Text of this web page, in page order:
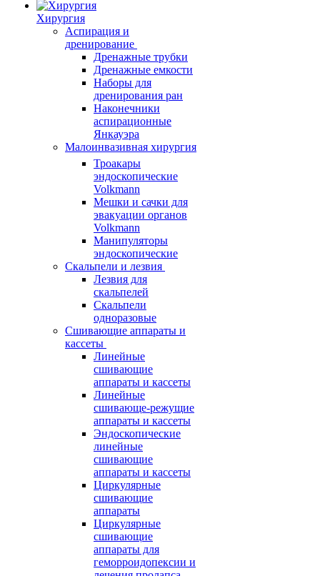
Хирургия
Аспирация и
дренирование
Дренажные трубки
Дренажные емкости
Наборы для
дренирования ран
Наконечники
аспирационные
Янкауэра
Малоинвазивная хирургия
Троакары
эндоскопические
Volkmann
Мешки и сачки для
эвакуации органов
Volkmann
Манипуляторы
эндоскопические
Скальпели и лезвия
Лезвия для
скальпелей
Скальпели
одноразовые
Сшивающие аппараты и
кассеты
Линейные
сшивающие
аппараты и кассеты
Линейные
сшивающе-режущие
аппараты и кассеты
Эндоскопические
линейные
сшивающие
аппараты и кассеты
Циркулярные
сшивающие
аппараты
Циркулярные
сшивающие
аппараты для
геморроидопексии и